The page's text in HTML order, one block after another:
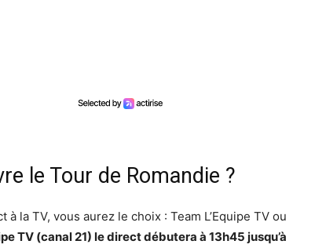
le Tour de Romandie ?
la TV, vous aurez le choix : Team L’Equipe TV ou
TV (canal 21) le direct débutera à 13h45 jusqu’à